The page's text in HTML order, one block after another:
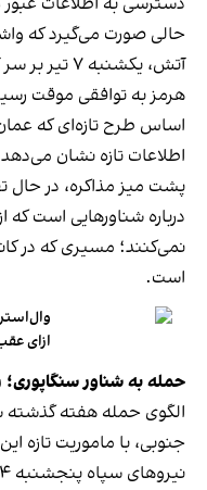
حالی صورت می‌گیرد که
آتش،
هرمز به توافقی موقت
اساس طرح تازه‌ای که
اطلاعات تازه نشان
پشت میز مذاکره، در حال
درباره شناورهایی است که
نمی‌کنند؛ مسیری که در
است.
ازای
حمله به شناور سنگاپوری؛
الگوی حمله هفته
جنوبی، با ماموریت تازه